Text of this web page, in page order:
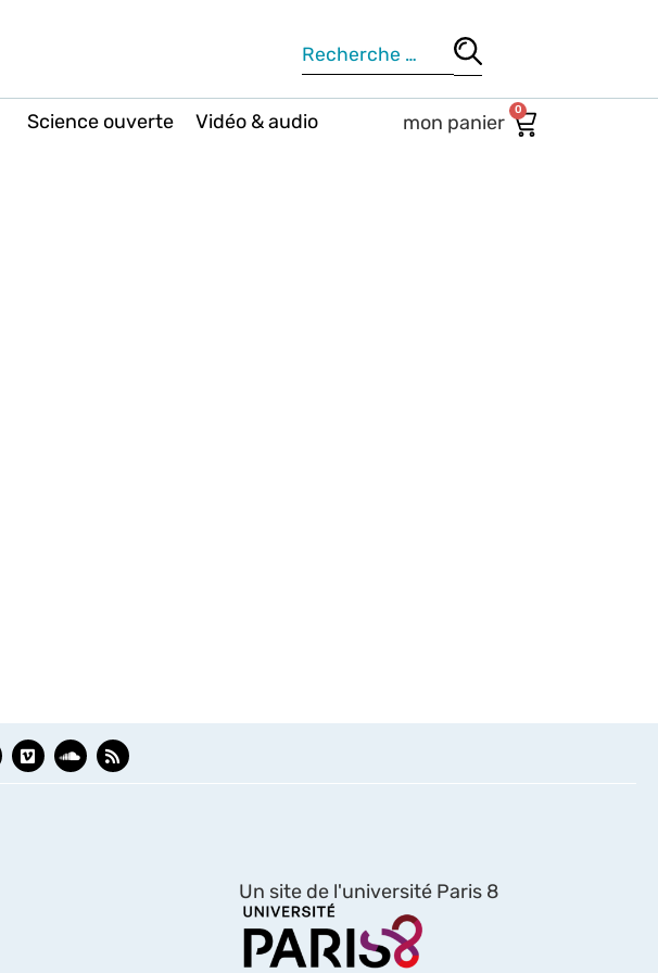
Science ouverte Vidéo & audio 0
Un site de l'université Paris 8